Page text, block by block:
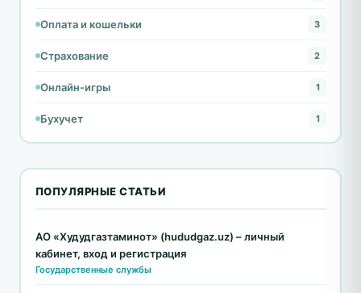
Оплата и кошельки 3
Страхование 2
Онлайн-игры 1
Бухучет 1
ПОПУЛЯРНЫЕ СТАТЬИ
АО «Худудгазтаминот» (hududgaz.uz) – личный
кабинет, вход и регистрация
Государственные службы